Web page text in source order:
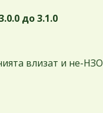
до 3.1.0
влизат и не-